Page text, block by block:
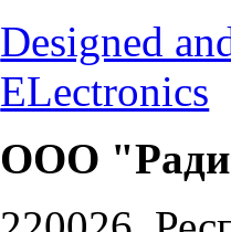
Designed
ELectronics
ООО